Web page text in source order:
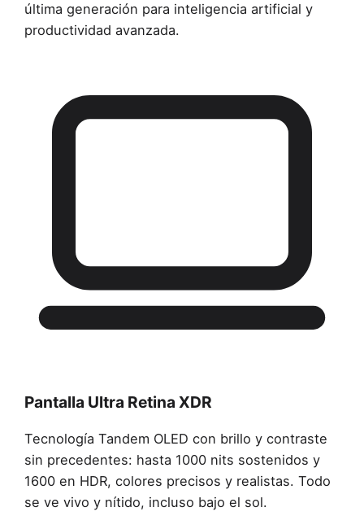
última generación para inteligencia artificial y
productividad avanzada.
Pantalla Ultra Retina XDR
Tecnología Tandem OLED con brillo y contraste
sin precedentes: hasta 1000 nits sostenidos y
1600 en HDR, colores precisos y realistas. Todo
se ve vivo y nítido, incluso bajo el sol.